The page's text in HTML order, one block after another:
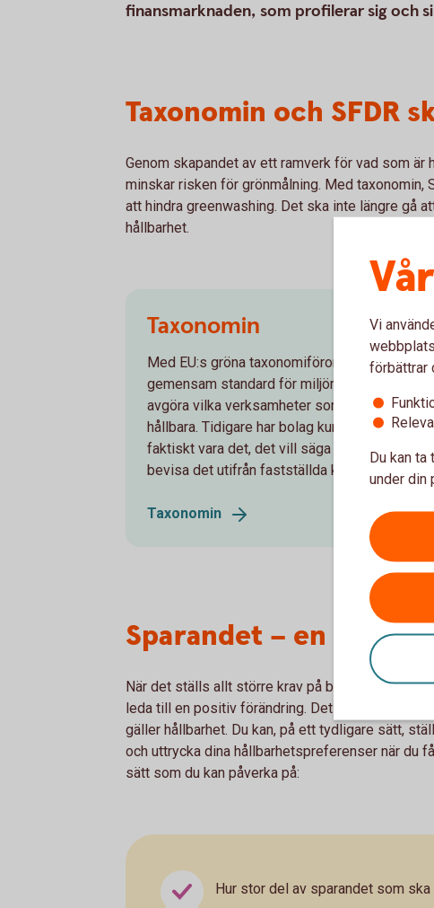
finansmarknaden, som profilerar sig och
Taxonomin och SFDR
Genom skapandet av ett ramverk för vad som är
minskar risken för grönmålning. Med taxonomin,
att hindra greenwashing. Det ska inte längre gå
hållbarhet.
Taxonomin
Med EU:s gröna taxonomiförordning –
gemensam standard för miljömässig
avgöra vilka verksamheter som ska anses
hållbara. Tidigare har bolag kunnat säga att
faktiskt vara det, det vill säga greenwashing.
bevisa det utifrån fastställda kriterier.
Taxonomin
Sparandet – en chans
När det ställs allt större krav på bolag och
leda till en positiv förändring. Det blir lättare att
gäller hållbarhet. Du kan, på ett tydligare sätt,
och uttrycka dina hållbarhetspreferenser när du
sätt som du kan påverka på:
Hur stor del av sparandet som ska
Vi
förbättrar
Du kan
under din